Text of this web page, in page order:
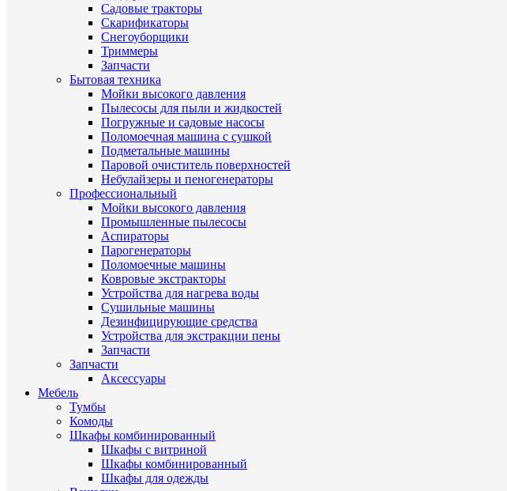
Садовые тракторы
Скарификаторы
Снегоуборщики
Триммеры
Запчасти
Бытовая техника
Мойки высокого давления
Пылесосы для пыли и жидкостей
Погружные и садовые насосы
Поломоечная машина с сушкой
Подметальные машины
Паровой очиститель поверхностей
Небулайзеры и пеногенераторы
Профессиональный
Мойки высокого давления
Промышленные пылесосы
Аспираторы
Парогенераторы
Поломоечные машины
Ковровые экстракторы
Устройства для нагрева воды
Сушильные машины
Дезинфицирующие средства
Устройства для экстракции пены
Запчасти
Запчасти
Аксессуары
Мебель
Тумбы
Комоды
Шкафы комбинированный
Шкафы с витриной
Шкафы комбинированный
Шкафы для одежды